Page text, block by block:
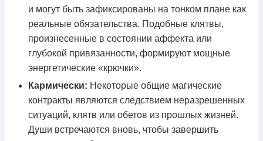
и могут быть зафиксированы на тонком плане как
реальные обязательства. Подобные клятвы,
произнесенные в состоянии аффекта или
глубокой привязанности, формируют мощные
энергетические «крючки».
Кармически: Некоторые общие магические
контракты являются следствием неразрешенных
ситуаций, клятв или обетов из прошлых жизней.
Души встречаются вновь, чтобы завершить